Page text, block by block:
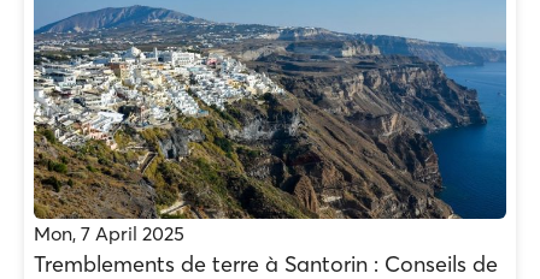
Mon, 7 April 2025
Tremblements de terre à Santorin : Conseils de